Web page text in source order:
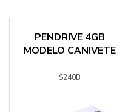
PENDRIVE 4GB
MODELO CANIVETE
S240B